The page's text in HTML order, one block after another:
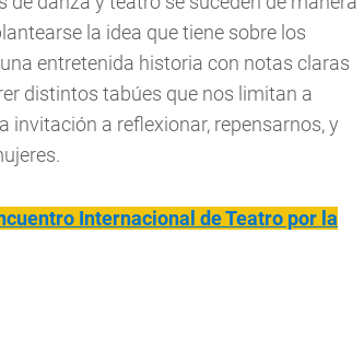
la idea que tiene sobre los
entretenida historia con notas claras
distintos tabúes que nos limitan a
invitación a reflexionar, repensarnos, y
Internacional de Teatro por la